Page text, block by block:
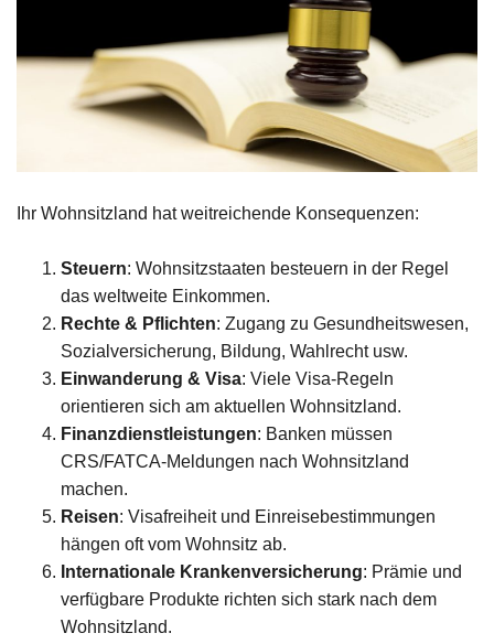
Ihr Wohnsitzland hat weitreichende Konsequenzen:
Steuern: Wohnsitzstaaten besteuern in der Regel
das weltweite Einkommen.
Rechte & Pflichten: Zugang zu Gesundheitswesen,
Sozialversicherung, Bildung, Wahlrecht usw.
Einwanderung & Visa: Viele Visa-Regeln
orientieren sich am aktuellen Wohnsitzland.
Finanzdienstleistungen: Banken müssen
CRS/FATCA-Meldungen nach Wohnsitzland
machen.
Reisen: Visafreiheit und Einreisebestimmungen
hängen oft vom Wohnsitz ab.
Internationale Krankenversicherung: Prämie und
verfügbare Produkte richten sich stark nach dem
Wohnsitzland.